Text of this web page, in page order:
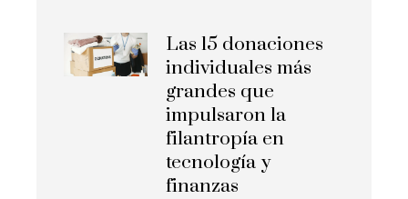
Las 15 donaciones
individuales más
grandes que
impulsaron la
filantropía en
tecnología y
finanzas